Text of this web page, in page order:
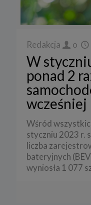
Redakcja o
W
ponad 2
wcześniej
Wśród
styczniu 2023 r.
liczba
bateryjnych
wyniosła 1 077